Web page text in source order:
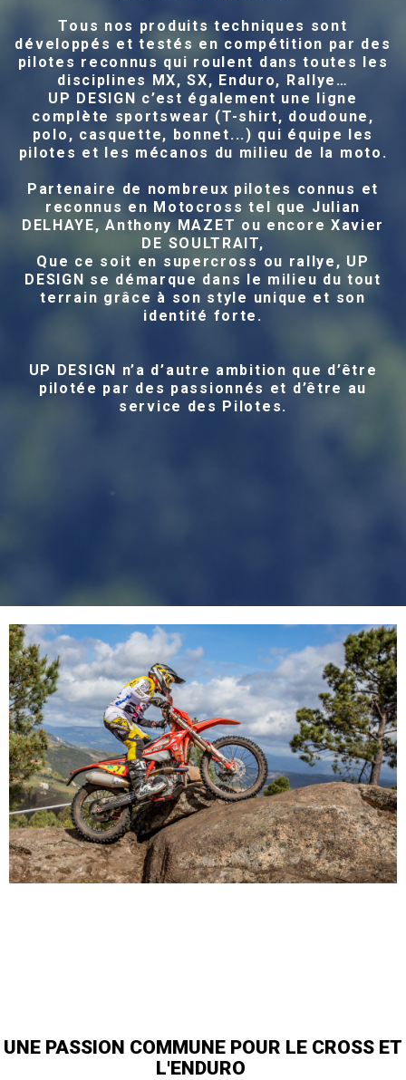
Tous nos produits techniques sont
développés et testés en compétition par des
pilotes reconnus qui roulent dans toutes les
disciplines MX, SX, Enduro, Rallye…
UP DESIGN c’est également une ligne
complète sportswear (T-shirt, doudoune,
polo, casquette, bonnet...) qui équipe les
pilotes et les mécanos du milieu de la moto.
Partenaire de nombreux pilotes connus et
reconnus en Motocross tel que Julian
DELHAYE, Anthony MAZET ou encore Xavier
DE SOULTRAIT,
Que ce soit en supercross ou rallye, UP
DESIGN se démarque dans le milieu du tout
terrain grâce à son style unique et son
identité forte.
UP DESIGN n’a d’autre ambition que d’être
pilotée par des passionnés et d’être au
service des Pilotes.
UNE PASSION COMMUNE POUR LE CROSS ET
L'ENDURO